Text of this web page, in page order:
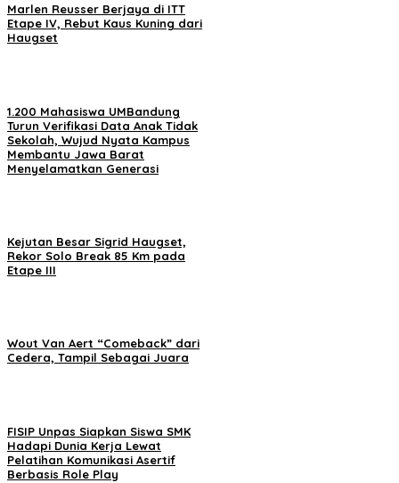
Marlen Reusser Berjaya di ITT
Etape IV, Rebut Kaus Kuning dari
Haugset
1.200 Mahasiswa UMBandung
Turun Verifikasi Data Anak Tidak
Sekolah, Wujud Nyata Kampus
Membantu Jawa Barat
Menyelamatkan Generasi
Kejutan Besar Sigrid Haugset,
Rekor Solo Break 85 Km pada
Etape III
Wout Van Aert “Comeback” dari
Cedera, Tampil Sebagai Juara
FISIP Unpas Siapkan Siswa SMK
Hadapi Dunia Kerja Lewat
Pelatihan Komunikasi Asertif
Berbasis Role Play